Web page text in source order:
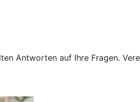
Antworten auf Ihre Fragen.